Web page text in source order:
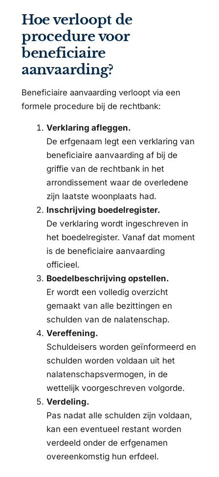
Hoe verloopt de
procedure voor
beneficiaire
aanvaarding?
Beneficiaire aanvaarding verloopt via een
formele procedure bij de rechtbank:
Verklaring afleggen.
De erfgenaam legt een verklaring van
beneficiaire aanvaarding af bij de
griffie van de rechtbank in het
arrondissement waar de overledene
zijn laatste woonplaats had.
Inschrijving boedelregister.
De verklaring wordt ingeschreven in
het boedelregister. Vanaf dat moment
is de beneficiaire aanvaarding
officieel.
Boedelbeschrijving opstellen.
Er wordt een volledig overzicht
gemaakt van alle bezittingen en
schulden van de nalatenschap.
Vereffening.
Schuldeisers worden geïnformeerd en
schulden worden voldaan uit het
nalatenschapsvermogen, in de
wettelijk voorgeschreven volgorde.
Verdeling.
Pas nadat alle schulden zijn voldaan,
kan een eventueel restant worden
verdeeld onder de erfgenamen
overeenkomstig hun erfdeel.